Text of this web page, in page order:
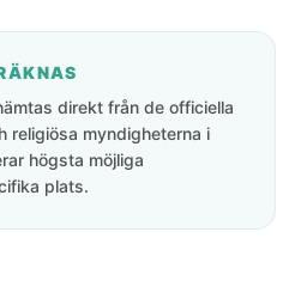
direkt från de officiella
religiösa myndigheterna i
högsta möjliga
plats.